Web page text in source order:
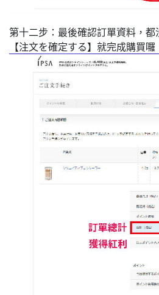
第十二步：最後確認訂單資料，
【注文を確定する】就完成購買囉